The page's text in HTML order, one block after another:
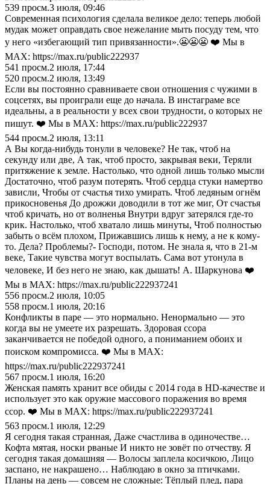
539 просм.3 июля, 09:46
Современная психология сделала великое дело: теперь любой
мудак может оправдать свое нежелание мыть посуду тем, что
у него «избегающий тип привязанности».😬😬😬 ❤️ Мы в
MAX: https://max.ru/public222937
541 просм.2 июля, 17:44
520 просм.2 июля, 13:49
Если вы постоянно сравниваете свои отношения с чужими в
соцсетях, вы проиграли еще до начала. В инстаграме все
идеальны, а в реальности у всех свои трудности, о которых не
пишут. ❤️ Мы в MAX: https://max.ru/public222937
544 просм.2 июля, 13:11
А Вы когда-нибудь тонули в человеке? Не так, чтоб на
секунду или две, А так, чтоб просто, закрывая веки, Теряли
притяжение к земле. Настолько, что одной лишь только мысли
Достаточно, чтоб разум потерять. Чтоб сердца стуки намертво
зависли, Чтобы от счастья тихо умирать. Чтоб ледяным огнём
прикосновенья До дрожжи доводили в тот же миг, От счастья
чтоб кричать, но от волненья Внутри вдруг затерялся где-то
крик. Настолько, чтоб хватало лишь минуты, Чтоб полностью
забыть о всём плохом, Прижавшись лишь к нему, а не к кому-
то. Дела? Проблемы?- Господи, потом. Не знала я, что в 21-м
веке, Такие чувства могут воспылать. Сама вот утонула в
человеке, И без него не знаю, как дышать! А. Шаркунова ❤️
Мы в MAX: https://max.ru/public222937241
556 просм.2 июля, 10:05
558 просм.1 июля, 20:16
Конфликты в паре — это нормально. Ненормально — это
когда вы не умеете их разрешать. Здоровая ссора
заканчивается не победой одного, а пониманием обоих и
поиском компромисса. ❤️ Мы в MAX:
https://max.ru/public222937241
567 просм.1 июля, 16:20
Женская память хранит все обиды с 2014 года в HD-качестве и
использует это как оружие массового поражения во время
ссор. ❤️ Мы в MAX: https://max.ru/public222937241
563 просм.1 июля, 12:29
Я сегодня такая странная, Даже счастлива в одиночестве…
Кофта мятая, носки рваные И никто не зовёт по отчеству. Я
сегодня такая домашняя — Волосы заплела косичкою, Лицо
заспано, не накрашено… Наблюдаю в окно за птичками.
Планы на день — совсем не сложные: Тёплый плед, пара